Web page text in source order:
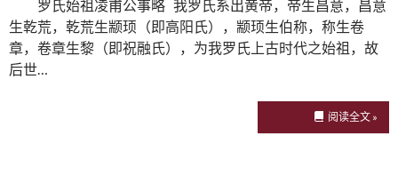
罗氏始祖凌甫公事略 我罗氏系出黄帝，帝生昌意，昌意
生乾荒，乾荒生颛顼（即高阳氏），颛顼生伯称，称生卷
章，卷章生黎（即祝融氏），为我罗氏上古时代之始祖，故
后世…
阅读全文 »